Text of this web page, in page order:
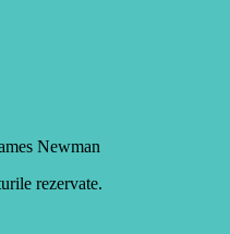
Newman
rezervate.